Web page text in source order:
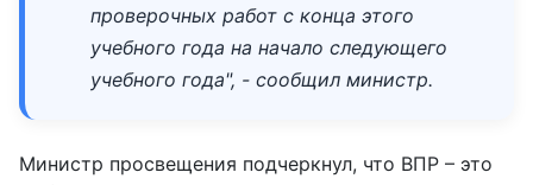
проверочных работ с конца этого
учебного года на начало следующего
учебного года", - сообщил министр.
Министр просвещения подчеркнул, что ВПР – это